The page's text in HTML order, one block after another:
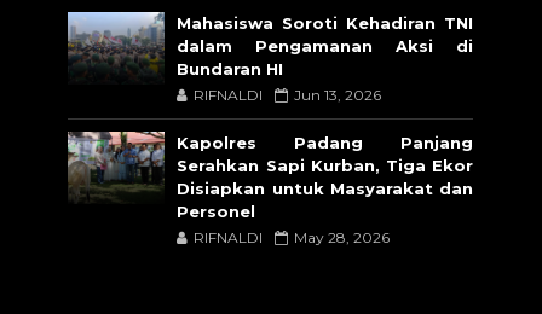
Mahasiswa Soroti Kehadiran TNI
dalam Pengamanan Aksi di
Bundaran HI
RIFNALDI Jun 13, 2026
Kapolres Padang Panjang
Serahkan Sapi Kurban, Tiga Ekor
Disiapkan untuk Masyarakat dan
Personel
RIFNALDI May 28, 2026